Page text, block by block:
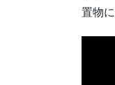
置物